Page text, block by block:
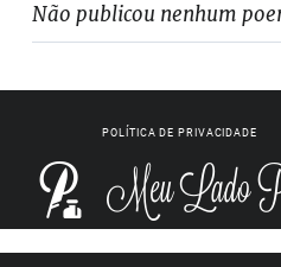
Não publicou nenhum
POLÍTICA DE PRIVACIDADE